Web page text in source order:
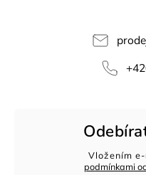
Vložením
podmínkami